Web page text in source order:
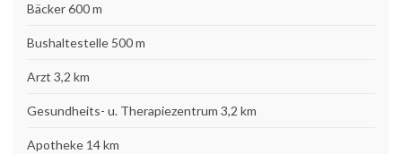
Bäcker 600 m
Bushaltestelle 500 m
Arzt 3,2 km
Gesundheits- u. Therapiezentrum 3,2 km
Apotheke 14 km